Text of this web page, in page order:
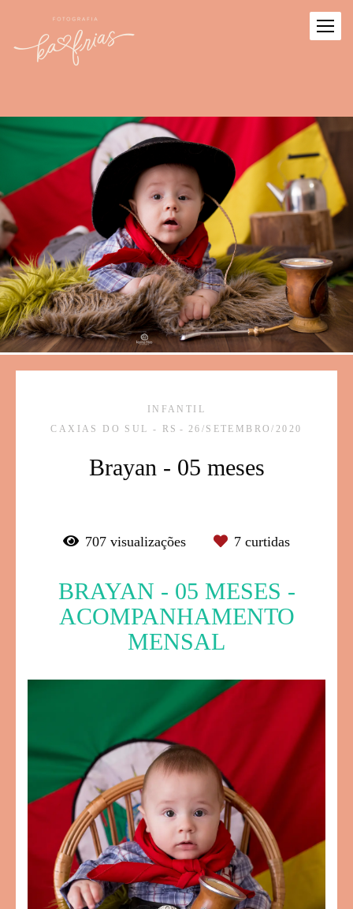
INFANTIL
CAXIAS DO SUL - RS
26/SETEMBRO/2020
Brayan - 05 meses
707 visualizações 7 curtidas
BRAYAN - 05 MESES -
ACOMPANHAMENTO
MENSAL